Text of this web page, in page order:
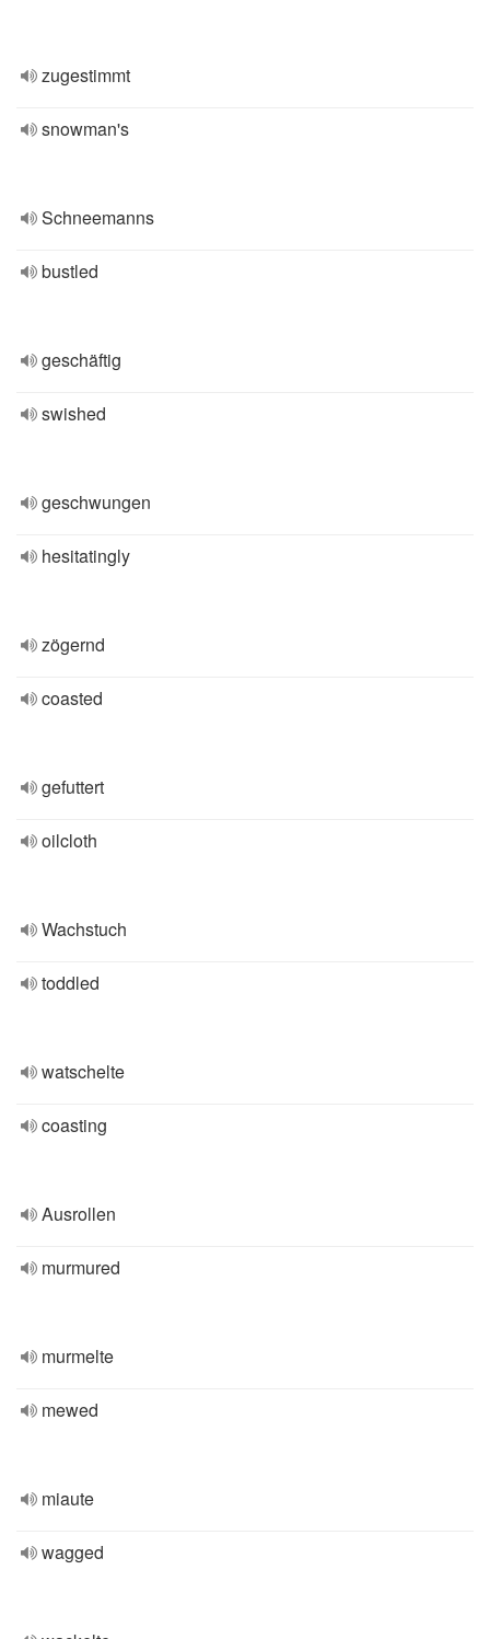
zugestimmt
snowman's
Schneemanns
bustled
geschäftig
swished
geschwungen
hesitatingly
zögernd
coasted
gefuttert
oilcloth
Wachstuch
toddled
watschelte
coasting
Ausrollen
murmured
murmelte
mewed
miaute
wagged